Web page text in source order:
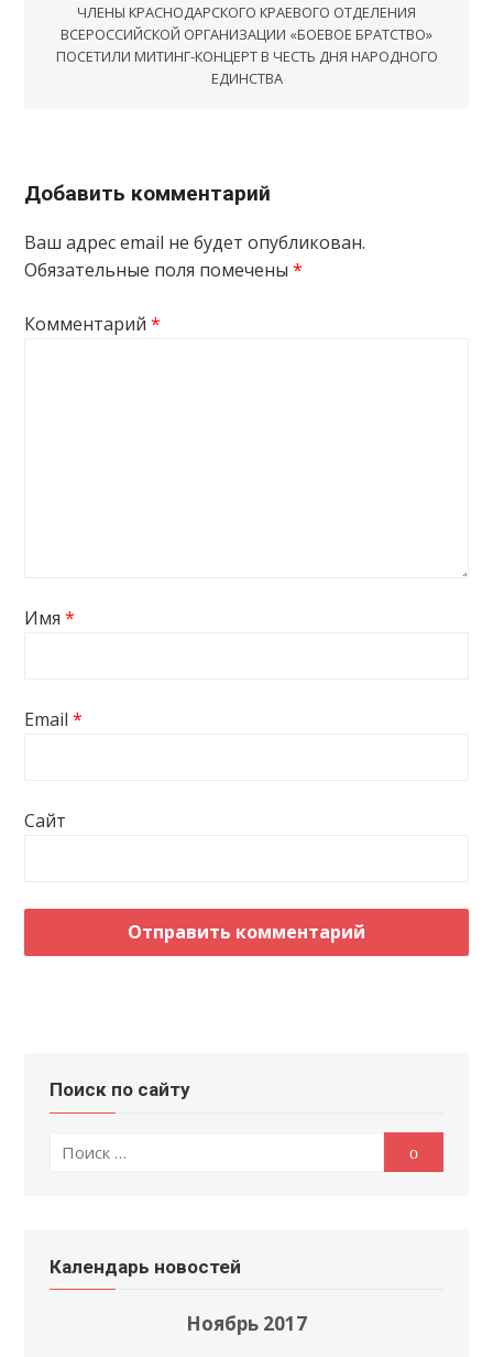
ЧЛЕНЫ КРАСНОДАРСКОГО КРАЕВОГО ОТДЕЛЕНИЯ
ВСЕРОССИЙСКОЙ ОРГАНИЗАЦИИ «БОЕВОЕ БРАТСТВО»
ПОСЕТИЛИ МИТИНГ-КОНЦЕРТ В ЧЕСТЬ ДНЯ НАРОДНОГО
ЕДИНСТВА
Добавить комментарий
Ваш адрес email не будет опубликован.
Обязательные поля помечены*
Комментарий*
Имя*
Email*
Сайт
Поиск по сайту
по:
Календарь новостей
Ноябрь 2017